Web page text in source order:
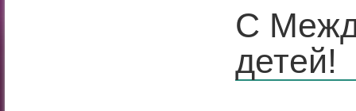
С
детей!